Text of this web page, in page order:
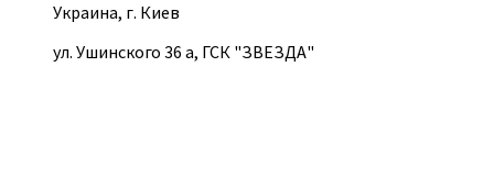
Украина, г. Киев
ул. Ушинского 36 а, ГСК "ЗВЕЗДА"